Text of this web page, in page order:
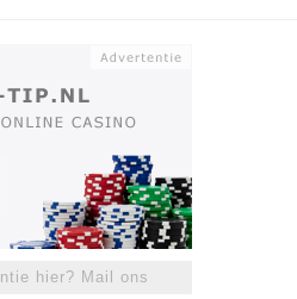
hier? Mail ons